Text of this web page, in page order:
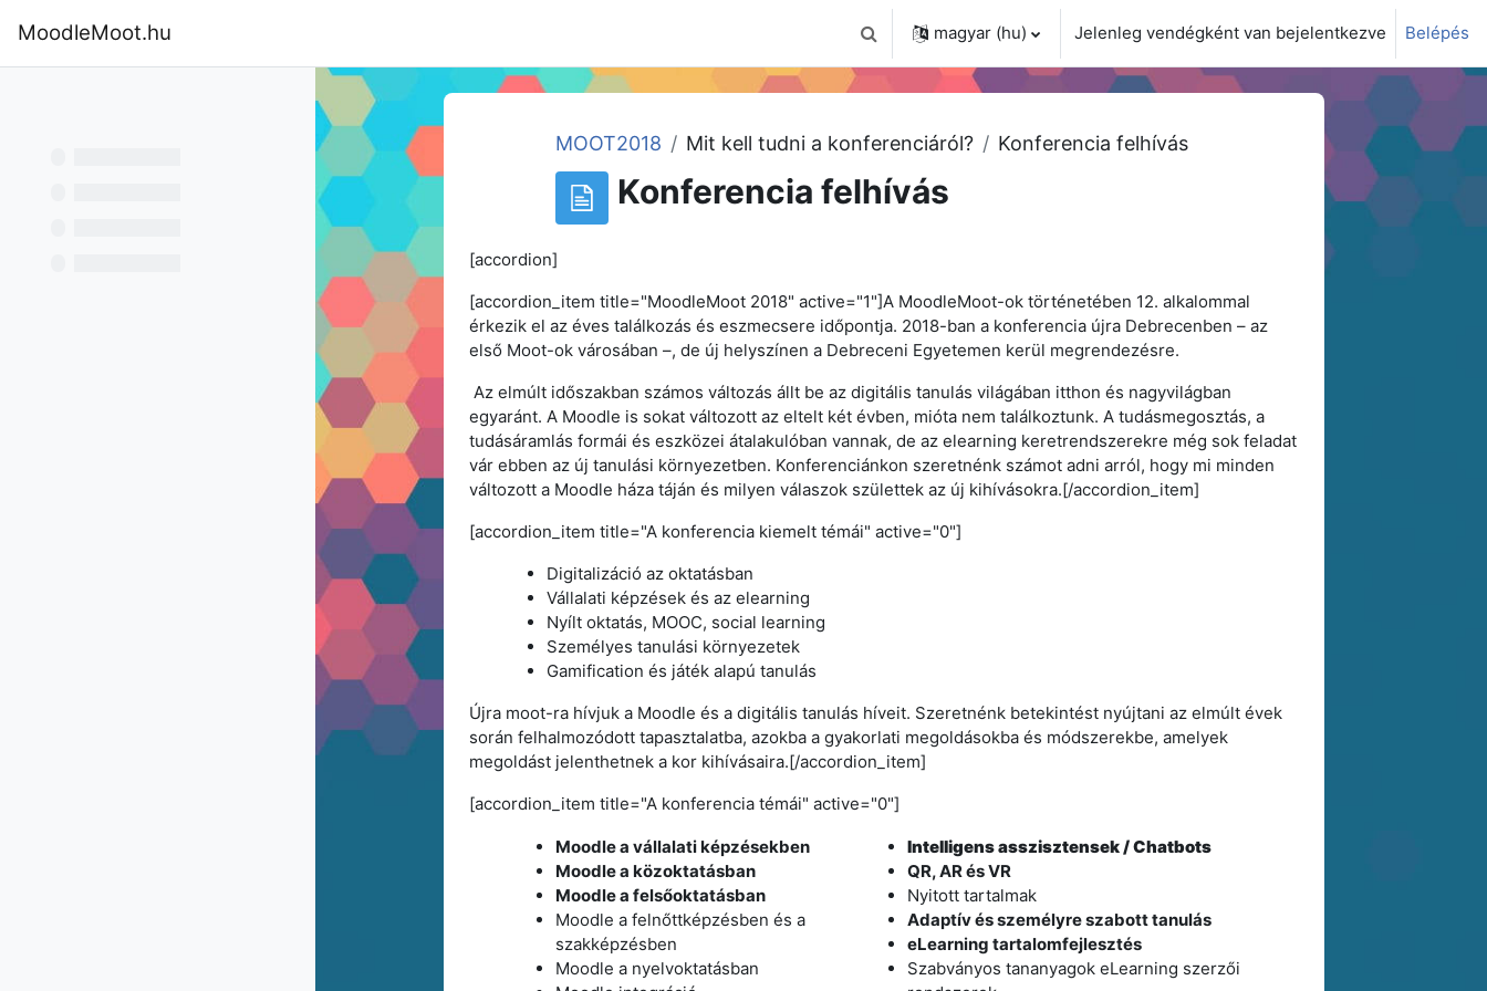
MoodleMoot.hu Keresési bemeneti adatok váltása
magyar ‎(hu)‎ Jelenleg vendégként van bejelentkezve Belépés
MOOT2018 Mit kell tudni a konferenciáról? Konferencia felhívás
Konferencia felhívás
[accordion]
[accordion_item title="MoodleMoot 2018" active="1"]A MoodleMoot-ok történetében 12. alkalommal
érkezik el az éves találkozás és eszmecsere időpontja. 2018-ban a konferencia újra Debrecenben – az
első Moot-ok városában –, de új helyszínen a Debreceni Egyetemen kerül megrendezésre.
Az elmúlt időszakban számos változás állt be az digitális tanulás világában itthon és nagyvilágban
egyaránt. A Moodle is sokat változott az eltelt két évben, mióta nem találkoztunk. A tudásmegosztás, a
tudásáramlás formái és eszközei átalakulóban vannak, de az elearning keretrendszerekre még sok feladat
vár ebben az új tanulási környezetben. Konferenciánkon szeretnénk számot adni arról, hogy mi minden
változott a Moodle háza táján és milyen válaszok születtek az új kihívásokra.[/accordion_item]
[accordion_item title="A konferencia kiemelt témái" active="0"]
Digitalizáció az oktatásban
Vállalati képzések és az elearning
Nyílt oktatás, MOOC, social learning
Személyes tanulási környezetek
Gamification és játék alapú tanulás
Újra moot-ra hívjuk a Moodle és a digitális tanulás híveit. Szeretnénk betekintést nyújtani az elmúlt évek
során felhalmozódott tapasztalatba, azokba a gyakorlati megoldásokba és módszerekbe, amelyek
megoldást jelenthetnek a kor kihívásaira.[/accordion_item]
[accordion_item title="A konferencia témái" active="0"]
Moodle a vállalati képzésekben
Moodle a közoktatásban
Moodle a felsőoktatásban
Moodle a felnőttképzésben és a
szakképzésben
Moodle a nyelvoktatásban
Intelligens asszisztensek / Chatbots
QR, AR és VR
Nyitott tartalmak
Adaptív és személyre szabott tanulás
eLearning tartalomfejlesztés
Szabványos tananyagok eLearning szerzői